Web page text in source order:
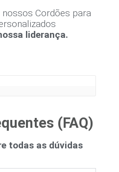
Cordões para
liderança.
(FAQ)
todas as dúvidas